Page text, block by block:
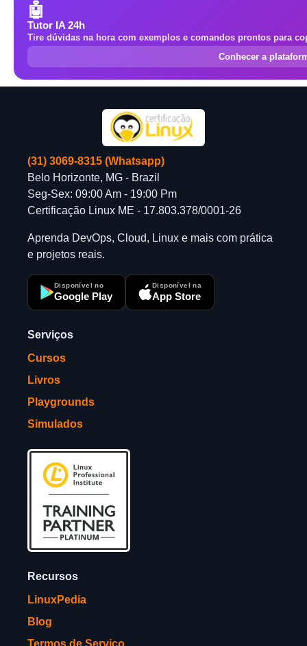
🤖
Tutor IA 24h
Tire dúvidas na hora com exemplos e comandos prontos para
Conhecer a
(31) 3069-8315 (Whatsapp)
Belo Horizonte, MG - Brazil
Seg-Sex: 09:00 Am - 19:00 Pm
Certificação Linux ME - 17.803.378/0001-26
Aprenda DevOps, Cloud, Linux e mais com prática
e projetos reais.
Disponível no
Google Play
Disponível na
App Store
Serviços
Cursos
Livros
Playgrounds
Simulados
Recursos
LinuxPedia
Blog